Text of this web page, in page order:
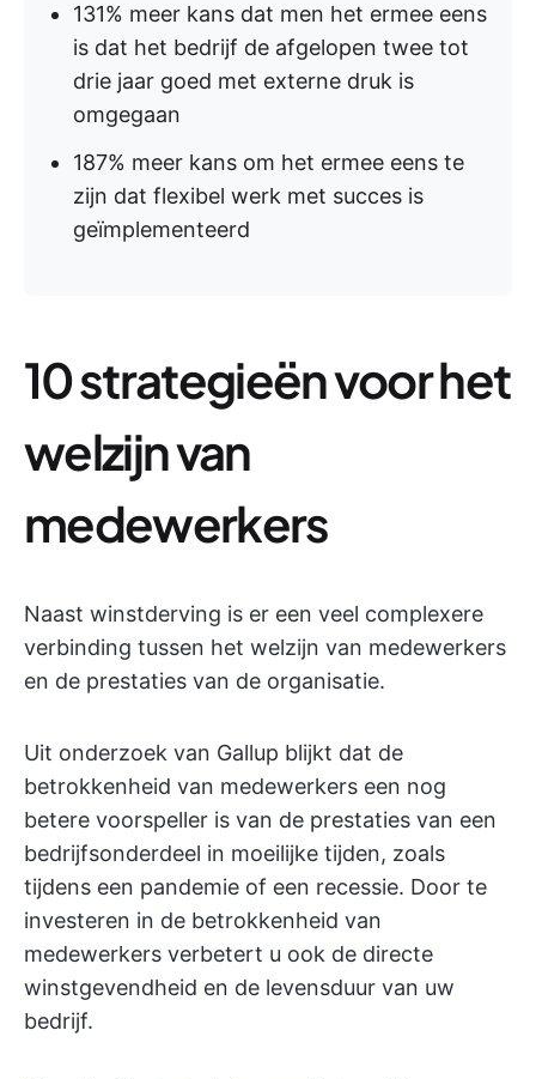
131% meer kans dat men het ermee eens
is dat het bedrijf de afgelopen twee tot
drie jaar goed met externe druk is
omgegaan
187% meer kans om het ermee eens te
zijn dat flexibel werk met succes is
geïmplementeerd
10 strategieën voor het
welzijn van
medewerkers
Naast winstderving is er een veel complexere
verbinding tussen het welzijn van medewerkers
en de prestaties van de organisatie.
Uit onderzoek van Gallup blijkt dat de
betrokkenheid van medewerkers een nog
betere voorspeller is van de prestaties van een
bedrijfsonderdeel in moeilijke tijden, zoals
tijdens een pandemie of een recessie. Door te
investeren in de betrokkenheid van
medewerkers verbetert u ook de directe
winstgevendheid en de levensduur van uw
bedrijf.